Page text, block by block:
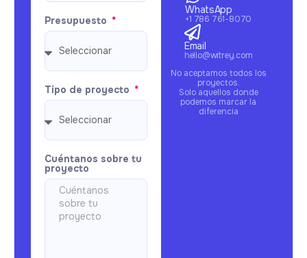
Presupuesto
Tipo de proyecto
Cuéntanos sobre tu
proyecto
WhatsApp
+1 786 761-8070
Email
hello@witrey.com
No aceptamos todos los
proyectos.
Solo aquellos donde
podemos marcar la
diferencia